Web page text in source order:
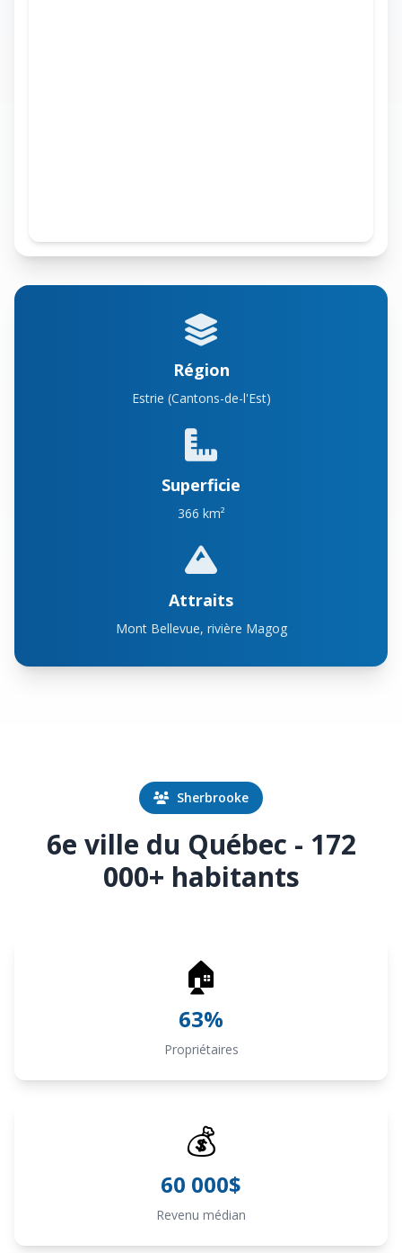
Région
Estrie (Cantons-de-l'Est)
Superficie
366 km²
Attraits
Mont Bellevue, rivière Magog
Sherbrooke
6e ville du Québec - 172
000+ habitants
🏠
63%
Propriétaires
💰
60 000$
Revenu médian